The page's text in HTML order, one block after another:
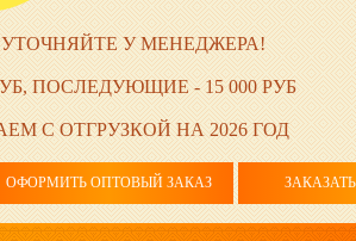
У МЕНЕДЖЕРА!
ПОСЛЕДУЮЩИЕ - 15 000 РУБ
С ОТГРУЗКОЙ НА 2026 ГОД
ОФОРМИТЬ ОПТОВЫЙ ЗАКАЗ